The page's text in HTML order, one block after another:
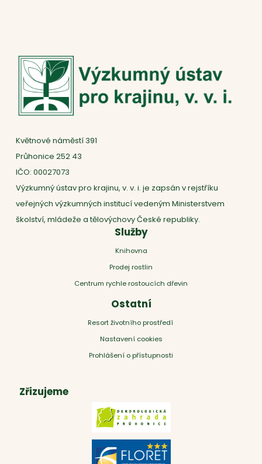
Květnové náměstí 391
Průhonice 252 43
IČO: 00027073
Výzkumný ústav pro krajinu, v. v. i. je zapsán v rejstříku
veřejných výzkumných institucí vedeným Ministerstvem
školství, mládeže a tělovýchovy České republiky.
Služby
Knihovna
Prodej rostlin
Centrum rychle rostoucích dřevin
Ostatní
Resort životního prostředí
Nastavení cookies
Prohlášení o přístupnosti
Zřizujeme